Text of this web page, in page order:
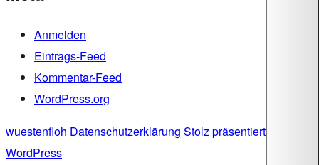
Anmelden
Eintrags-Feed
Kommentar-Feed
WordPress.org
wuestenfloh Datenschutzerklärung Stolz präsentiert von
WordPress